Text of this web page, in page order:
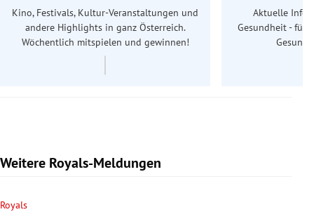
Kino, Festivals, Kultur-Veranstaltungen und
andere Highlights in ganz Österreich.
Wöchentlich mitspielen und gewinnen!
Aktuelle
Gesundheit - für
Weitere Royals-Meldungen
Royals